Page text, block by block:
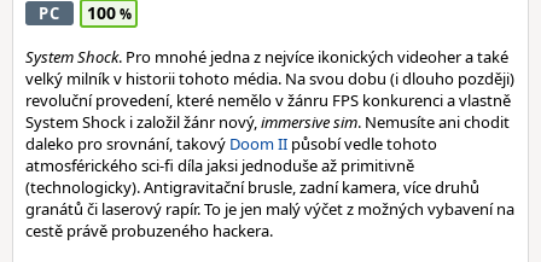
PC 100
System Shock. Pro mnohé jedna z nejvíce ikonických videoher a také
velký milník v historii tohoto média. Na svou dobu (i dlouho později)
revoluční provedení, které nemělo v žánru FPS konkurenci a vlastně
System Shock i založil žánr nový,immersive sim. Nemusíte ani chodit
daleko pro srovnání, takový Doom II působí vedle tohoto
atmosférického sci-fi díla jaksi jednoduše až primitivně
(technologicky). Antigravitační brusle, zadní kamera, více druhů
granátů či laserový rapír. To je jen malý výčet z možných vybavení na
cestě právě probuzeného hackera.